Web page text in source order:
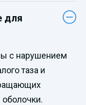
для
с нарушением
таза и